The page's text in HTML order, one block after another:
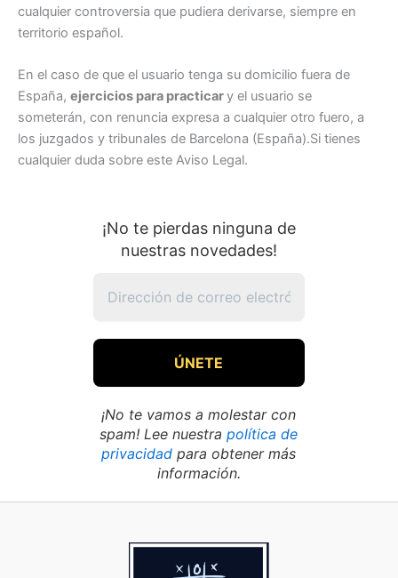
cualquier controversia que pudiera derivarse, siempre en
territorio español.
En el caso de que el usuario tenga su domicilio fuera de
España, ejercicios para practicary el usuario se
someterán, con renuncia expresa a cualquier otro fuero, a
los juzgados y tribunales de Barcelona (España).Si tienes
cualquier duda sobre este Aviso Legal.
¡No te pierdas ninguna de
nuestras novedades!
¡No te vamos a molestar con
spam! Lee nuestrapolítica de
privacidad para obtener más
información.